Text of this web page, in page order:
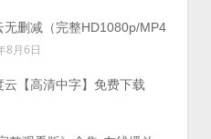
无删减（完整HD1080p/MP4
8月6日
云【高清中字】免费下载